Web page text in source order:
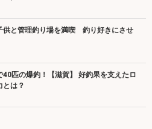
供と管理釣り場を満喫 釣り好きにさせ
40匹の爆釣！【滋賀】 好釣果を支えたロ
とは？